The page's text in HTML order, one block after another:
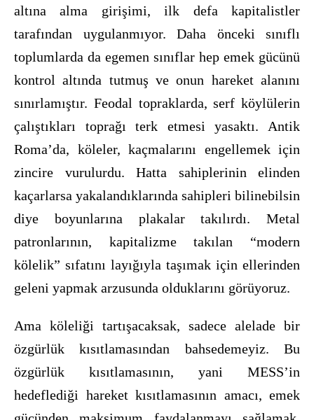
altına alma girişimi, ilk defa kapitalistler
tarafından uygulanmıyor. Daha önceki sınıflı
toplumlarda da egemen sınıflar hep emek gücünü
kontrol altında tutmuş ve onun hareket alanını
sınırlamıştır. Feodal topraklarda, serf köylülerin
çalıştıkları toprağı terk etmesi yasaktı. Antik
Roma’da, köleler, kaçmalarını engellemek için
zincire vurulurdu. Hatta sahiplerinin elinden
kaçarlarsa yakalandıklarında sahipleri bilinebilsin
diye boyunlarına plakalar takılırdı. Metal
patronlarının, kapitalizme takılan “modern
kölelik” sıfatını layığıyla taşımak için ellerinden
geleni yapmak arzusunda olduklarını görüyoruz.
Ama köleliği tartışacaksak, sadece alelade bir
özgürlük kısıtlamasından bahsedemeyiz. Bu
özgürlük kısıtlamasının, yani MESS’in
hedeflediği hareket kısıtlamasının amacı, emek